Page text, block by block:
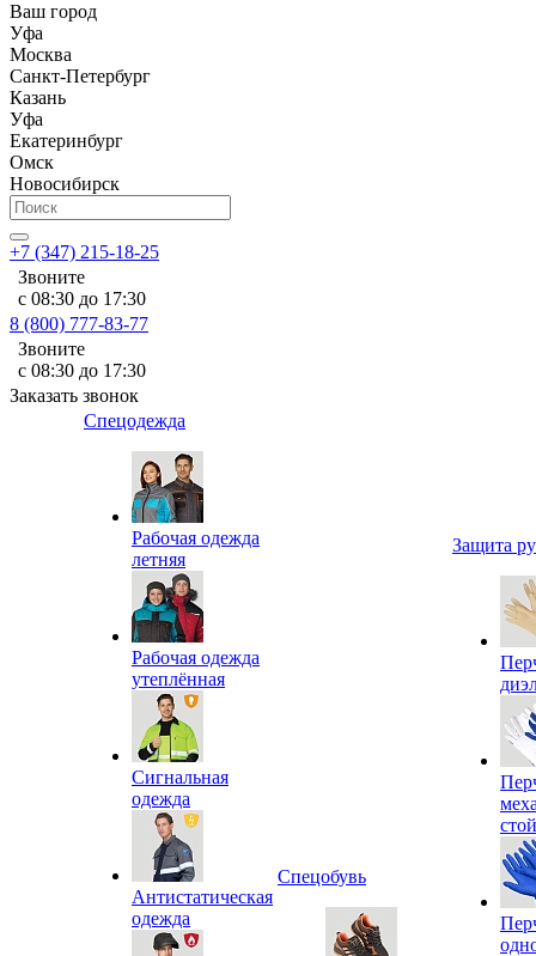
Ваш город
Уфа
Москва
Санкт-Петербург
Казань
Уфа
Екатеринбург
Омск
Новосибирск
+7 (347) 215-18-25
Звоните
с 08:30 до 17:30
8 (800) 777-83-77
Звоните
с 08:30 до 17:30
Заказать звонок
Спецодежда
Рабочая одежда
летняя
Рабочая одежда
утеплённая
Сигнальная
одежда
Антистатическая
одежда
Спецобувь
Защита